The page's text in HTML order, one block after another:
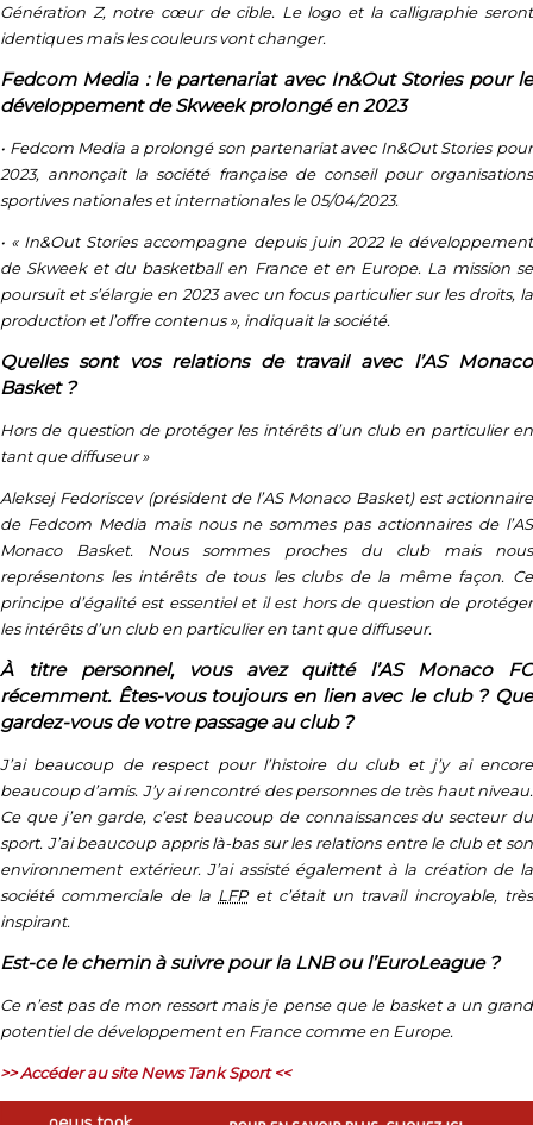
Génération Z, notre cœur de cible. Le logo et la calligraphie seront
identiques mais les couleurs vont changer.
Fedcom Media : le partenariat avec In&Out Stories pour le
développement de Skweek prolongé en 2023
• Fedcom Media a prolongé son partenariat avec In&Out Stories pour
2023, annonçait la société française de conseil pour organisations
sportives nationales et internationales le 05/04/2023.
• « In&Out Stories accompagne depuis juin 2022 le développement
de Skweek et du basketball en France et en Europe. La mission se
poursuit et s’élargie en 2023 avec un focus particulier sur les droits, la
production et l’offre contenus », indiquait la société.
Quelles sont vos relations de travail avec l’AS Monaco
Basket ?
Hors de question de protéger les intérêts d’un club en particulier en
tant que diffuseur»
Aleksej Fedoriscev (président de l’AS Monaco Basket) est actionnaire
de Fedcom Media mais nous ne sommes pas actionnaires de l’AS
Monaco Basket. Nous sommes proches du club mais nous
représentons les intérêts de tous les clubs de la même façon. Ce
principe d’égalité est essentiel et il est hors de question de protéger
les intérêts d’un club en particulier en tant que diffuseur.
À titre personnel, vous avez quitté l’AS Monaco FC
récemment. Êtes-vous toujours en lien avec le club ? Que
gardez-vous de votre passage au club ?
J’ai beaucoup de respect pour l’histoire du club et j’y ai encore
beaucoup d’amis. J’y ai rencontré des personnes de très haut niveau.
Ce que j’en garde, c’est beaucoup de connaissances du secteur du
sport. J’ai beaucoup appris là-bas sur les relations entre le club et son
environnement extérieur. J’ai assisté également à la création de la
société commerciale de la LFPet c’était un travail incroyable, très
inspirant.
Est-ce le chemin à suivre pour la LNB ou l’EuroLeague ?
Ce n’est pas de mon ressort mais je pense que le basket a un grand
potentiel de développement en France comme en Europe.
>> Accéder au site News Tank Sport <<